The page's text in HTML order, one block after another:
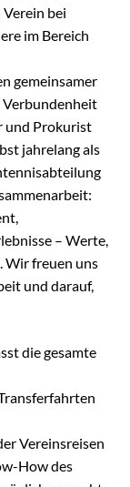
bei
im Bereich
gemeinsamer
Verbundenheit
und Prokurist
jahrelang als
– Werte,
Wir freuen uns
und darauf,
die gesamte
Vereinsreisen
How des